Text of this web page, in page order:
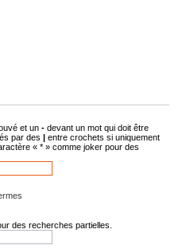
et un - devant un mot qui doit être
par des | entre crochets si uniquement
« * » comme joker pour des
des recherches partielles.